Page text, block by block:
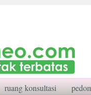
ruang konsultasi